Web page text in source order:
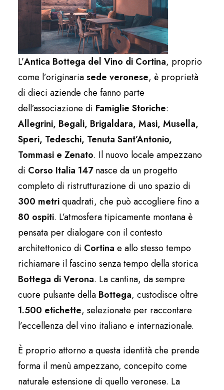
L’Antica Bottega del Vino di Cortina, proprio
come l’originariasede veronese, è proprietà
di dieci aziende che fanno parte
dell’associazione di Famiglie Storiche:
Allegrini, Begali, Brigaldara, Masi, Musella,
Speri, Tedeschi, Tenuta Sant’Antonio,
Tommasi e Zenato. Il nuovo locale ampezzano
di Corso Italia 147nasce da un progetto
completo di ristrutturazione di uno spazio di
300 metriquadrati, che può accogliere fino a
80 ospiti. L’atmosfera tipicamente montana è
pensata per dialogare con il contesto
architettonico di Cortina e allo stesso tempo
richiamare il fascino senza tempo della storica
Bottega di Verona. La cantina, da sempre
cuore pulsante della Bottega, custodisce oltre
1.500 etichette, selezionate per raccontare
l’eccellenza del vino italiano e internazionale.
È proprio attorno a questa identità che prende
forma il menù ampezzano, concepito come
naturale estensione di quello veronese. La